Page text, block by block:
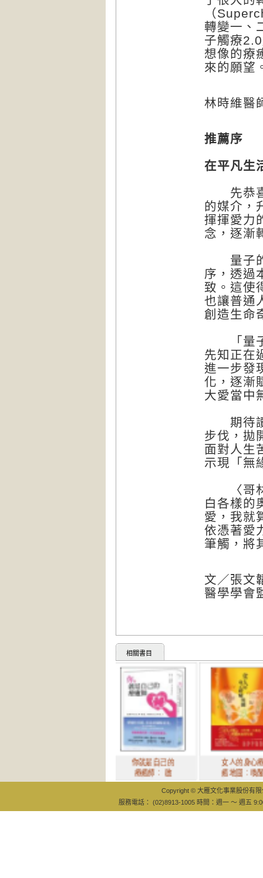
（
轉變一、
子觸療
想像的療
來的願望
林時維醫
推薦序
在平凡生
先恭喜
的媒介，
揮揮愛力
念，逐漸
量子的
序，透過
致。這使
也讓普通
創造生命
「量子
先知正在
進一步發
化，逐漸
大愛當中
期待讀
步伐，拋
面對人生
示現「無
〈哥林
白各樣的
愛，我就
依憑著愛
筆觸，將
文／張文
醫學學會
相關書目
你就是自己的
療癒師： 啟
女人的身心療
癒地圖：喚醒
Copyright © 大雁文化事業股份有
服務電話： (02)8913-1005 時間：週一 ～ 週五